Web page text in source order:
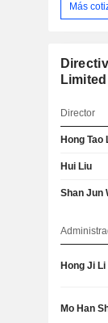
Más
Limited
Director
Hong Tao
Hui Liu
Shan Jun
Hong Ji Li
Mo Han